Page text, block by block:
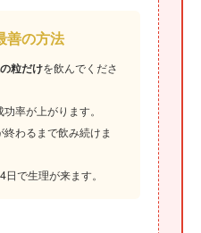
善の方法
粒だけを飲んでくださ
率が上がります。
わるまで飲み続けま
で生理が来ます。